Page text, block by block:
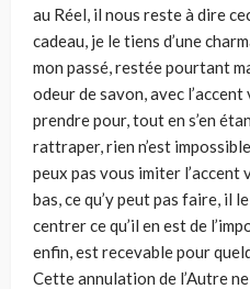
au Réel, il nous reste à dire
cadeau, je le tiens d’une
mon passé, restée pourtant
odeur de savon, avec
prendre pour, tout en s’en
rattraper, rien n’est
peux pas vous imiter l’accent
bas, ce qu’y peut pas faire, il
centrer ce qu’il en est de
enfin, est recevable pour
Cette annulation de l’Autre